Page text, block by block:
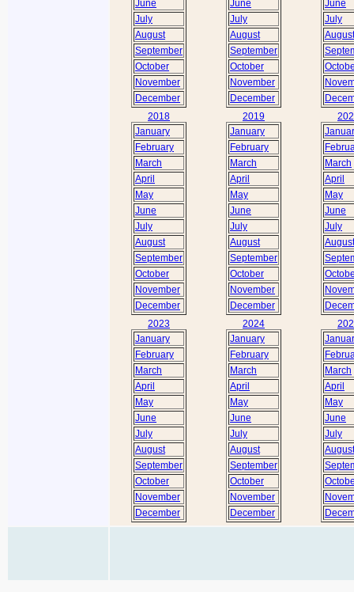
June
July
August
September
October
November
December
June
July
August
September
October
November
December
June
July
August
2018
January
February
March
April
May
June
July
August
September
October
November
December
2019
January
February
March
April
May
June
July
August
September
October
November
December
March
April
May
June
July
August
2023
January
February
March
April
May
June
July
August
September
October
November
December
2024
January
February
March
April
May
June
July
August
September
October
November
December
March
April
May
June
July
August